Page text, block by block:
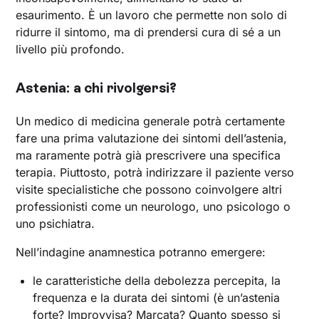
esaurimento. È un lavoro che permette non solo di
ridurre il sintomo, ma di prendersi cura di sé a un
livello più profondo.
Astenia: a chi rivolgersi?
Un medico di medicina generale potrà certamente
fare una prima valutazione dei sintomi dell’astenia,
ma raramente potrà già prescrivere una specifica
terapia. Piuttosto, potrà indirizzare il paziente verso
visite specialistiche che possono coinvolgere altri
professionisti come un neurologo, uno psicologo o
uno psichiatra.
Nell’indagine anamnestica potranno emergere:
le caratteristiche della debolezza percepita, la
frequenza e la durata dei sintomi (è un’astenia
forte? Improvvisa? Marcata? Quanto spesso si